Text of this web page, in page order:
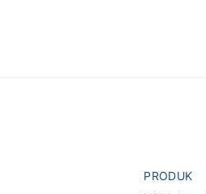
PRODUK